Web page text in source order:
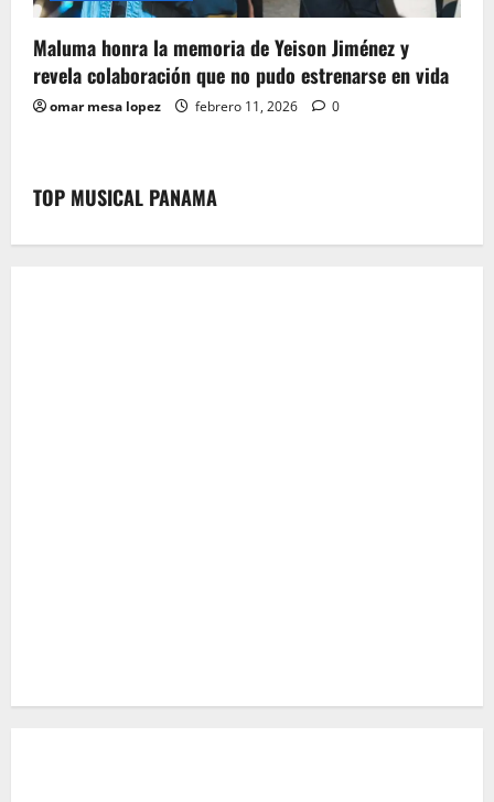
Maluma honra la memoria de Yeison Jiménez y
revela colaboración que no pudo estrenarse en vida
omar mesa lopez febrero 11, 2026 0
TOP MUSICAL PANAMA